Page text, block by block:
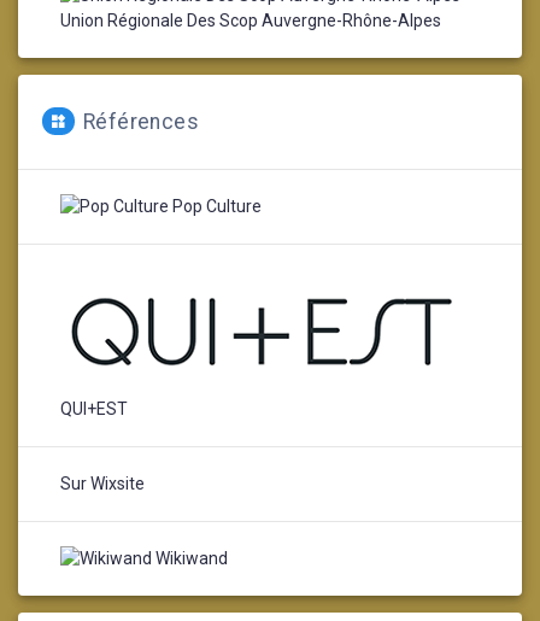
Union Régionale Des Scop Auvergne-Rhône-Alpes
Références
Pop Culture
QUI+EST
Sur Wixsite
Wikiwand